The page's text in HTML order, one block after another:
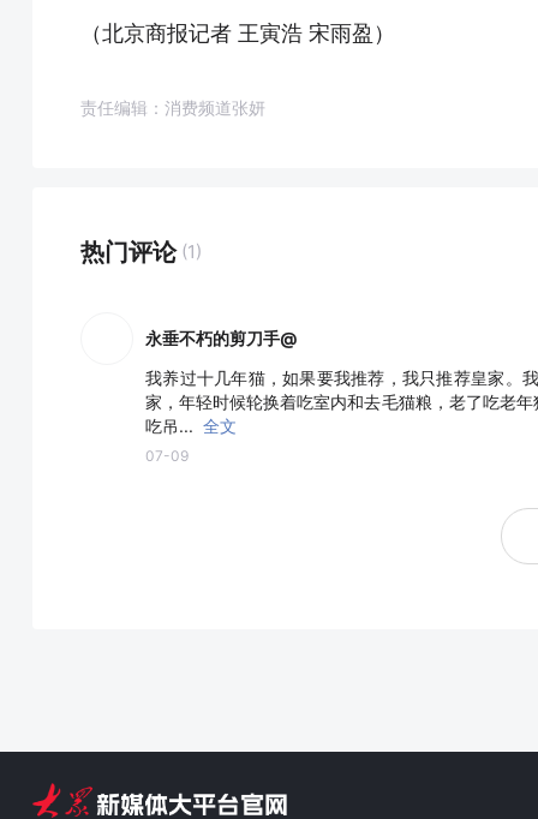
（北京商报记者 王寅浩 宋雨盈）
责任编辑：消费频道张妍
热门评论 (1)
永垂不朽的剪刀手@
我养过十几年猫，如果要我推荐，我只推荐皇家。
家，年轻时候轮换着吃室内和去毛猫粮，老了吃老
吃吊... 全文
07-09